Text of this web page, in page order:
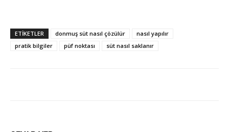
ETİKETLER donmuş süt nasıl çözülür
nasıl yapılır
pratik bilgiler
püf noktası süt nasıl saklanır